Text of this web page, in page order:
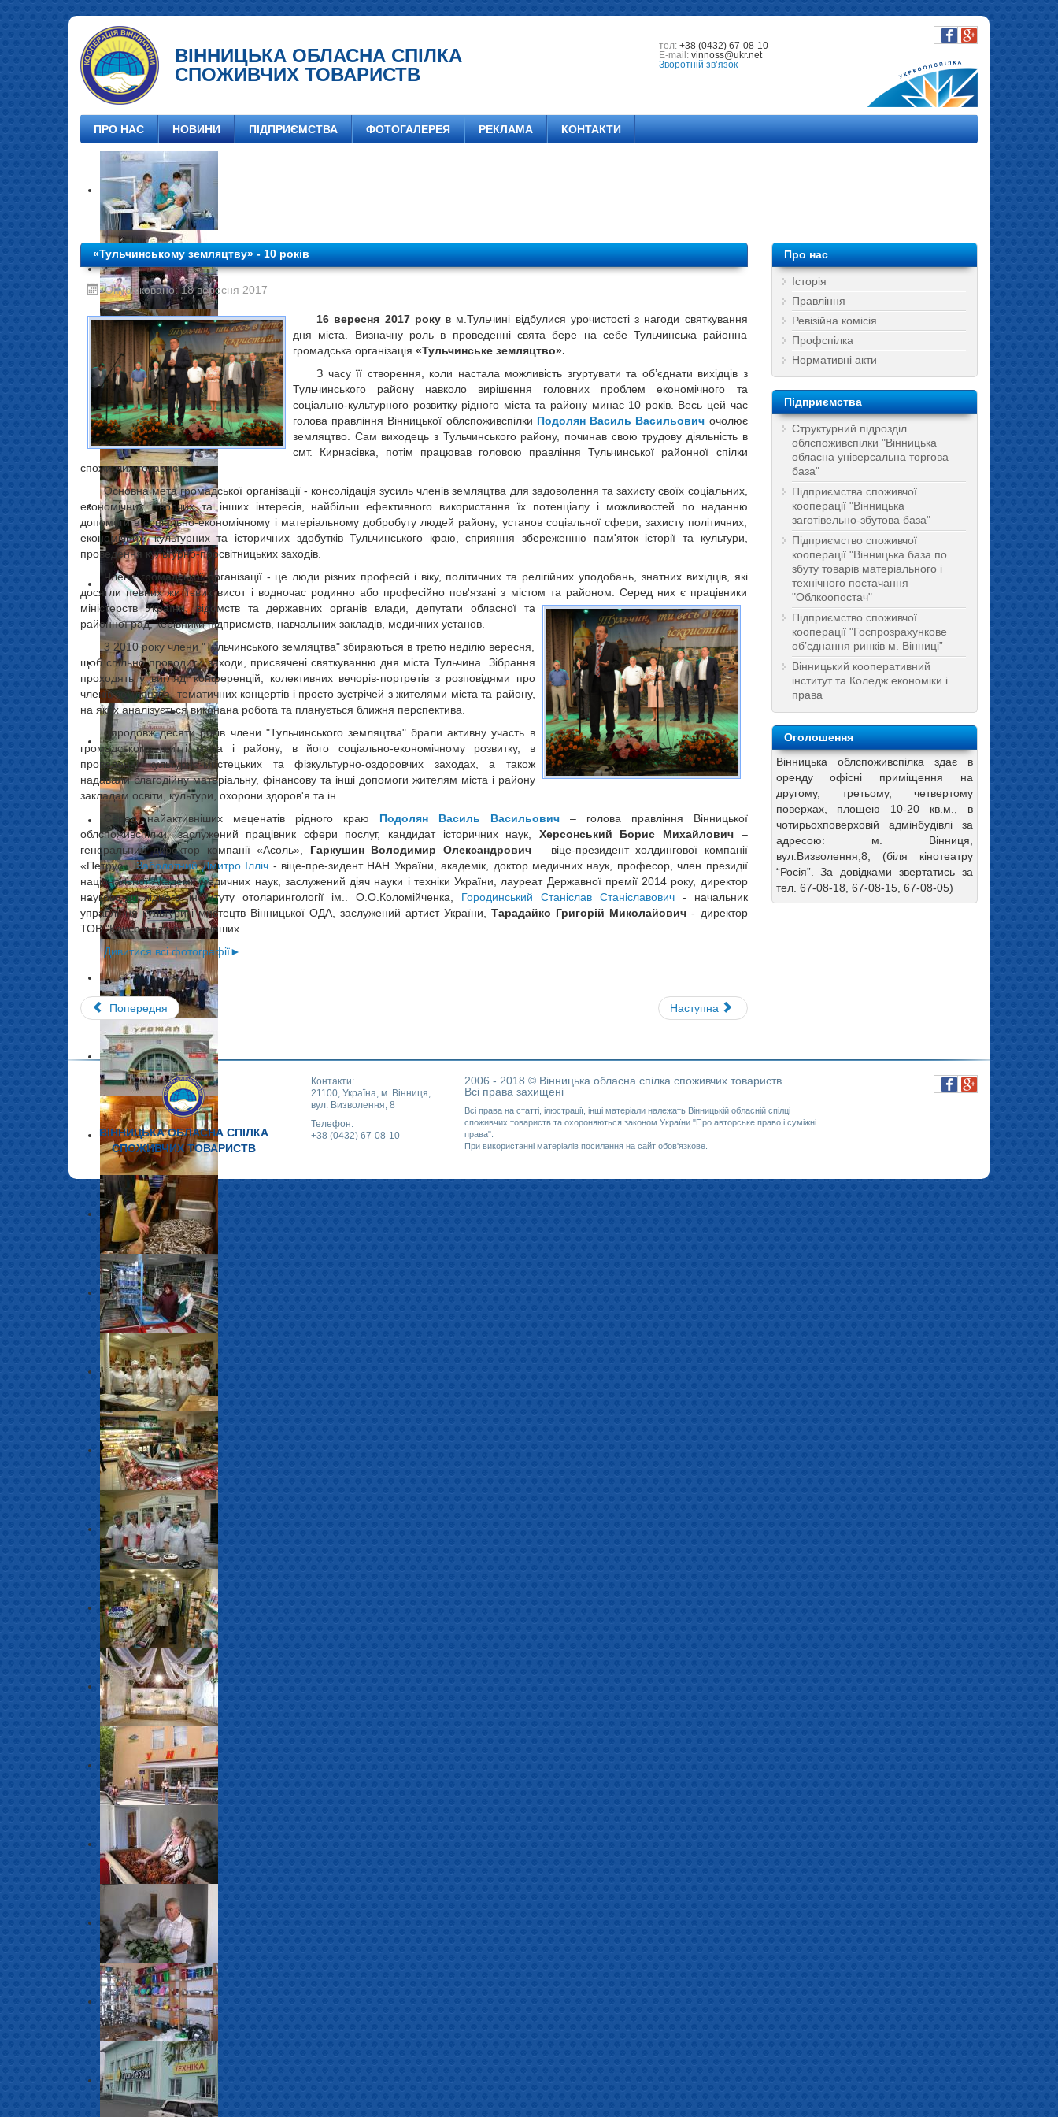
ВІННИЦЬКА ОБЛАСНА СПІЛКА
СПОЖИВЧИХ ТОВАРИСТВ
тел: +38 (0432) 67-08-10
E-mail: vinnoss@ukr.net
Зворотній зв’язок
ПРО НАС НОВИНИ ПІДПРИЄМСТВА ФОТОГАЛЕРЕЯ РЕКЛАМА КОНТАКТИ
«Тульчинському земляцтву» - 10 років
Опубліковано: 18 вересня 2017
16 вересня 2017 рокув м.Тульчині відбулися урочистості з нагоди святкування
дня міста. Визначну роль в проведенні свята бере на себе Тульчинська районна
громадська організація «Тульчинське земляцтво».
З часу її створення, коли настала можливість згуртувати та об’єднати вихідців з
Тульчинського району навколо вирішення головних проблем економічного та
соціально-культурного розвитку рідного міста та району минає 10 років. Весь цей час
голова правління Вінницької облспоживспілки Подолян Василь Васильович очолює
земляцтво. Сам виходець з Тульчинського району, починав свою трудову діяльність в
смт. Кирнасівка, потім працював головою правління Тульчинської районної спілки
споживчих товариств.
Основна мета громадської організації - консолідація зусиль членів земляцтва для задоволення та захисту своїх соціальних,
економічних, творчих та інших інтересів, найбільш ефективного використання їх потенціалу і можливостей по наданню
допомоги в соціально-економічному і матеріальному добробуту людей району, установ соціальної сфери, захисту політичних,
економічних, культурних та історичних здобутків Тульчинського краю, сприяння збереженню пам'яток іcтopії та культури,
проведення культурно-просвітницьких заходів.
Члени громадської організації - це люди різних професій i вікy, політичних та релігійних уподобань, знатних вихідців, які
досягли певних життєвих висот i водночас родинно або професійно пов'язані з містом та районом. Серед них є пpaцiвники
міністерств України,відомств та державних органів влади, депутати обласної та
районної рад, керівники підприємств, навчальних закладів, медичних установ.
3 2010 року члени "Тульчинського земляцтва" збираються в третю неділю вересня,
щоб спільно проводити заходи, присвячені святкуванню дня міста Тульчина. Зібрання
проходять у вигляді конференцій, колективних вечорів-портретів з розповідями про
членів земляцтва, тематичних концертів і просто зустрічей з жителями міста та району,
на яких аналізується виконана робота та планується ближня перспектива.
Впродовж десяти років члени "Тульчинського земляцтва" брали активну участь в
громадському житті мicтa i району, в його соціально-економічному розвитку, в
проведенні культурно-мистецьких та фізкультурно-оздоровчих заходах, а також
надавали благодійну матеріальну, фінансову та інші допомоги жителям міста i району
закладам освіти, культури, охорони здоров'я та ін.
Серед найактивніших меценатів рідного краю Подолян Василь Васильович– голова правління Вінницької
облспоживспілки, заслужений працівник сфери послуг, кандидат історичних наук, Херсонський Борис Михайлович –
генеральний директор компанії «Асоль», Гаркушин Володимир Олександрович– віце-президент холдингової компанії
«Петрус»,Заболотний Дмитро Ілліч - віце-пре-зидент НАН України, академік, доктор медичних наук, професор, член президії
національної Академії медичних наук, заслужений діяч науки i техніки України, лауреат Державної премії 2014 року, директор
науково-дослідного інституту отоларингології ім.. О.О.Коломійченка, Городинський Станіслав Станіславович- начальник
управління культури i мистецтв Вінницької ОДА, заслужений артист України,Тарадайко Григорій Миколайович - директор
ТОВ "Консоль" та багато інших.
Дивитися всі фотографії►
Попередня Наступна
Про нас
Історія
Правління
Ревізійна комісія
Профспілка
Нормативні акти
Підприємства
Структурний підрозділ
облспоживспілки "Вінницька
обласна універсальна торгова
база"
Підприємства споживчої
кооперації "Вінницька
заготівельно-збутова база"
Підприємство споживчої
кооперації "Вінницька база по
збуту товарів матеріального і
технічного постачання
"Облкоопостач"
Підприємство споживчої
кооперації "Госпрозрахункове
об’єднання ринків м. Вінниці”
Вінницький кооперативний
інститут та Коледж економіки і
права
Оголошення
Вінницька облспоживспілка здає в
оренду офісні приміщення на
другому, третьому, четвертому
поверхах, площею 10-20 кв.м., в
чотирьохповерховій адмінбудівлі за
адресою: м. Вінниця,
вул.Визволення,8, (біля кінотеатру
“Росія”. За довідками звертатись за
тел. 67-08-18, 67-08-15, 67-08-05)
ВІННИЦЬКА ОБЛАСНА СПІЛКА
СПОЖИВЧИХ ТОВАРИСТВ
Контакти:
21100, Україна, м. Вінниця,
вул. Визволення, 8
Телефон:
+38 (0432) 67-08-10
2006 - 2018 © Вінницька обласна спілка споживчих товариств.
Всі права захищені
Всі права на статті, ілюстрації, інші матеріали належать Вінницькій обласній спілці
споживчих товариств та охороняються законом України "Про авторське право і суміжні
права".
При використанні матеріалів посилання на сайт обов'язкове.